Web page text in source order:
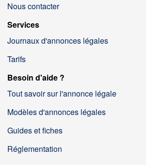
Nous contacter
Services
Journaux d'annonces légales
Tarifs
Besoin d'aide ?
Tout savoir sur l'annonce légale
Modèles d'annonces légales
Guides et fiches
Réglementation